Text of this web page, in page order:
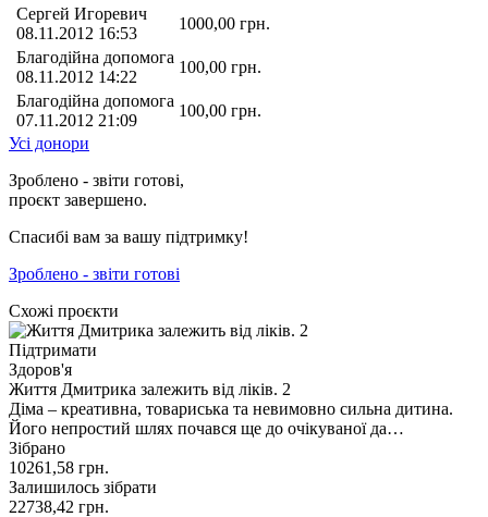
Сергей Игоревич
08.11.2012 16:53
1000,00 грн.
Благодійна допомога
08.11.2012 14:22
100,00 грн.
Благодійна допомога
07.11.2012 21:09
100,00 грн.
Усі донори
Зроблено - звіти готові,
проєкт завершено.
Спасибі вам за вашу підтримку!
Зроблено - звіти готові
Схожі проєкти
Підтримати
Здоров'я
Життя Дмитрика залежить від ліків. 2
Діма – креативна, товариська та невимовно сильна дитина.
Його непростий шлях почався ще до очікуваної да…
Зібрано
10261,58 грн.
Залишилось зібрати
22738,42 грн.